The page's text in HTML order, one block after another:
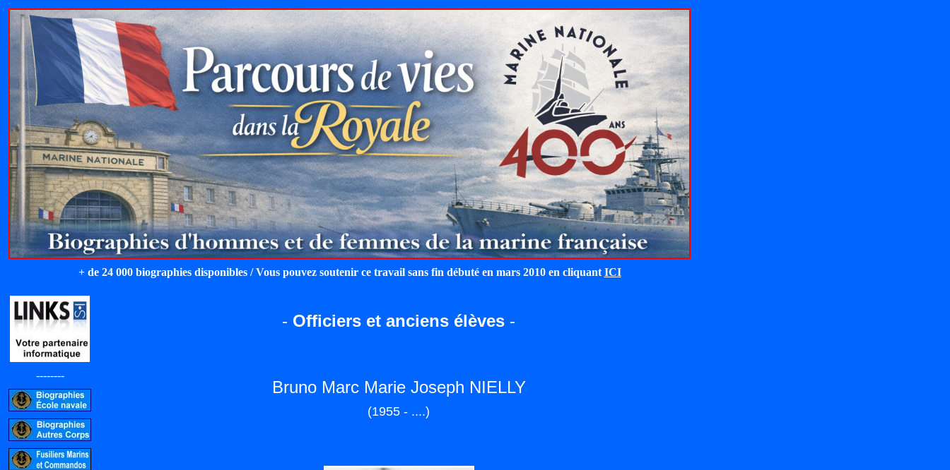
+ de 24 000 biographies disponibles / Vous pouvez soutenir ce travail sans fin débuté en mars 2010 en cliquant ICI
--------
- Officiers et anciens élèves -
Bruno Marc Marie Joseph NIELLY
(1955 - ....)